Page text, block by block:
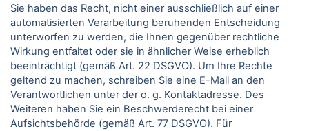
Sie haben das Recht, nicht einer ausschließlich auf einer
automatisierten Verarbeitung beruhenden Entscheidung
unterworfen zu werden, die Ihnen gegenüber rechtliche
Wirkung entfaltet oder sie in ähnlicher Weise erheblich
beeinträchtigt (gemäß Art. 22 DSGVO). Um Ihre Rechte
geltend zu machen, schreiben Sie eine E-Mail an den
Verantwortlichen unter der o. g. Kontaktadresse. Des
Weiteren haben Sie ein Beschwerderecht bei einer
Aufsichtsbehörde (gemäß Art. 77 DSGVO). Für